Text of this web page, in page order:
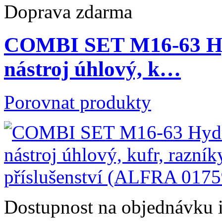
Doprava zdarma
COMBI SET M16-63
nástroj úhlový, k…
Porovnat produkty
Dostupnost na objednávku